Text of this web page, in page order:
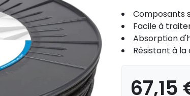
Composants
Facile à
Absorption
Résistant à la
67,15